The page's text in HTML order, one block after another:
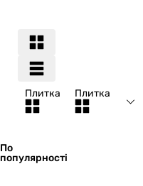
По
популярності
Плитка Плитка